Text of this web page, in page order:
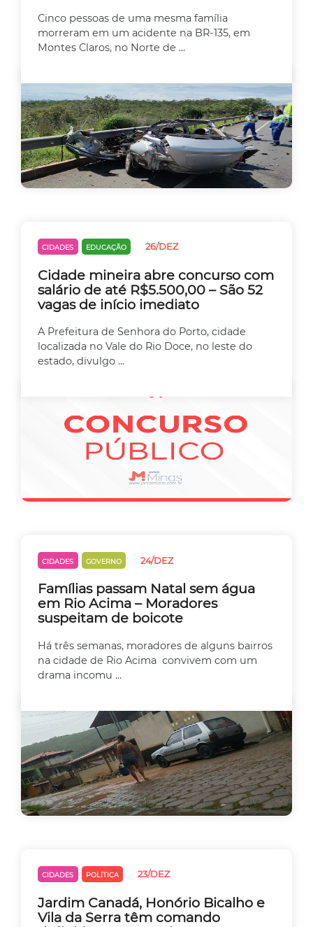
Cinco pessoas de uma mesma família
morreram em um acidente na BR-135, em
Montes Claros, no Norte de ...
CIDADES EDUCAÇÃO 26/DEZ
Cidade mineira abre concurso com
salário de até R$5.500,00 – São 52
vagas de início imediato
A Prefeitura de Senhora do Porto, cidade
localizada no Vale do Rio Doce, no leste do
estado, divulgo ...
CIDADES GOVERNO 24/DEZ
Famílias passam Natal sem água
em Rio Acima – Moradores
suspeitam de boicote
Há três semanas, moradores de alguns bairros
na cidade de Rio Acima convivem com um
drama incomu ...
CIDADES POLÍTICA 23/DEZ
Jardim Canadá, Honório Bicalho e
Vila da Serra têm comando